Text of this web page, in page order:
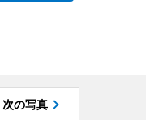
次の写真